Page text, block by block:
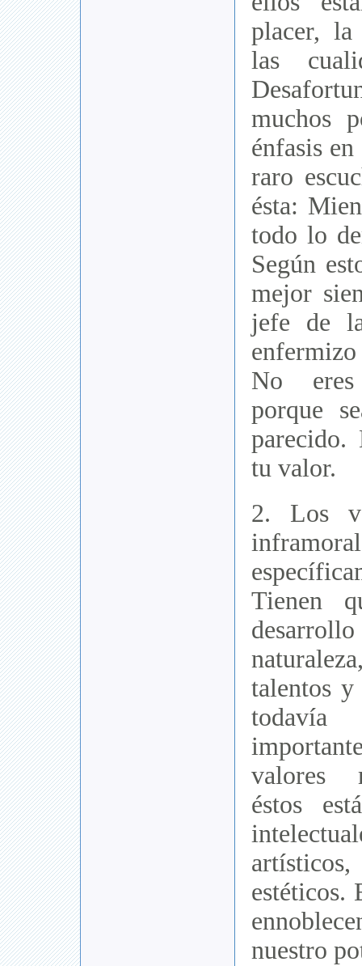
placer,
las
muchos
énfasis
raro
ésta:
todo lo
Según
mejor
jefe de
No
porque
parecido.
tu valor.
2. Los
Tienen
talentos y
valores
éstos
estéticos.
nuestro